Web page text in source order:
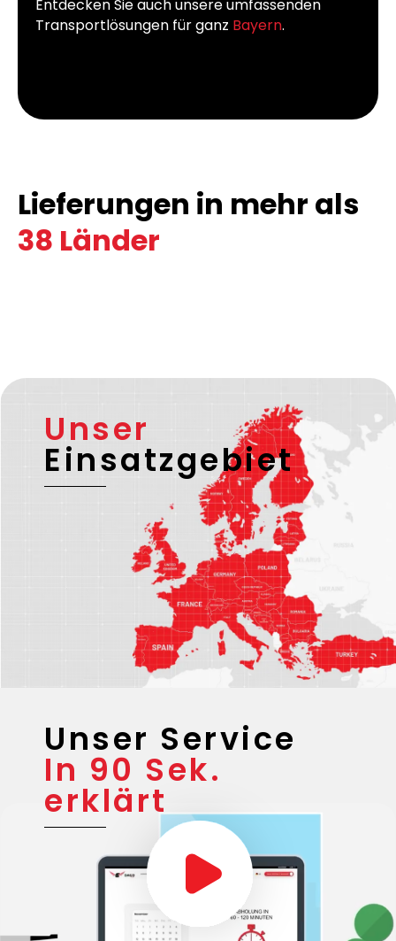
Entdecken Sie auch unsere umfassenden
Transportlösungen für ganz Bayern.
Lieferungen in mehr als
38 Länder
Unser
Einsatzgebiet
Unser Service
In 90 Sek.
erklärt